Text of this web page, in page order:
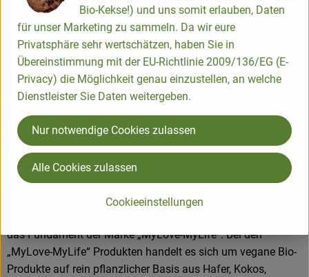
Herkunft
Hersteller: My Love - My Life
AT
Leeb Biomilch GmbH
A 4552 Wartberg/Krems
das Fundament der Marke „MyLove-MyLife“. Bei den
„MyLove-MyLife“ Produkten handelt es sich um vegane Bio-
Produkte auf rein pflanzlicher Basis aus Hafer, Kokos,
Bio-Kekse!) und uns somit erlauben, Daten
für unser Marketing zu sammeln. Da wir eure
Privatsphäre sehr wertschätzen, haben Sie in
Übereinstimmung mit der EU-Richtlinie 2009/136/EG (E-
Privacy) die Möglichkeit genau einzustellen, an welche
Dienstleister Sie Daten weitergeben.
Cookieeinstellungen
Nur notwendige Cookies zulassen
Alle Cookies zulassen